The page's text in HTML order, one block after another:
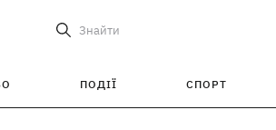
Знайти
ПОДІЇ СПОРТ